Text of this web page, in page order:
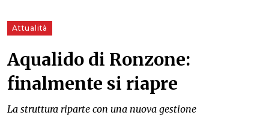
Attualità
Aqualido di Ronzone:
finalmente si riapre
La struttura riparte con una nuova gestione